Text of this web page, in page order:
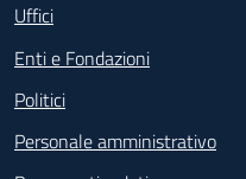
Uffici
Enti e Fondazioni
Politici
Personale amministrativo